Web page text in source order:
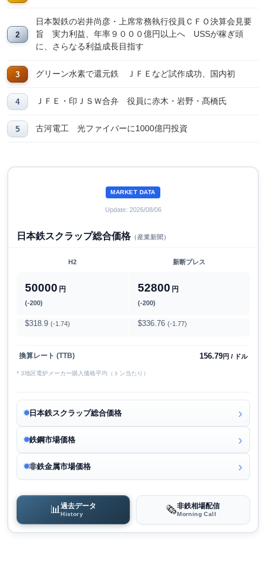
日本製鉄の岩井尚彦・上席常務執行役員ＣＦＯ決算会見要
旨 実力利益、年率９０００億円以上へ USSが稼ぎ頭
に、さらなる利益成長目指す
グリーン水素で還元鉄 ＪＦＥなど試作成功、国内初
ＪＦＥ・印ＪＳＷ合弁 役員に赤木・岩野・髙橋氏
古河電工 光ファイバーに1000億円投資
MARKET DATA
Update: 2026/08/06
日本鉄スクラップ総合価格（産業新聞）
H2 新断プレス
50000 円
(-200)
52800 円
(-200)
$318.9 (-1.74) $336.76 (-1.77)
換算レート (TTB) 156.79円 / ドル
* 3地区電炉メーカー購入価格平均（トン当たり）
日本鉄スクラップ総合価格
鉄鋼市場価格
非鉄金属市場価格
📊過去データ
History 🗞️非鉄相場配信
Morning Call